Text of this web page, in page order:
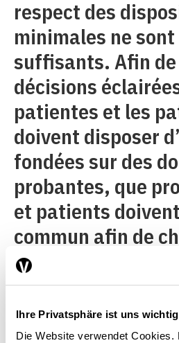
Ihre Privatsphäre ist uns wichtig
Die Website verwendet
respect des
minimales ne sont
suffisants. Afin
décisions
patientes et les
doivent disposer
fondées sur des
probantes, que
et patients
commun afin de
traitements
cela, il faut que le
santé dispose de
en